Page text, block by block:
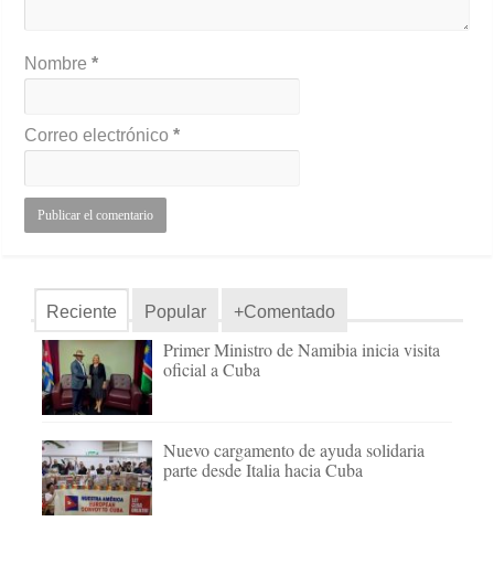
Nombre*
Correo electrónico*
Reciente Popular +Comentado
Primer Ministro de Namibia inicia visita
oficial a Cuba
Nuevo cargamento de ayuda solidaria
parte desde Italia hacia Cuba